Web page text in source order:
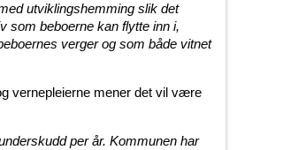
utviklingshemming slik det
som beboerne kan flytte inn i,
verger og som både vitnet
vernepleierne mener det vil være
per år. Kommunen har